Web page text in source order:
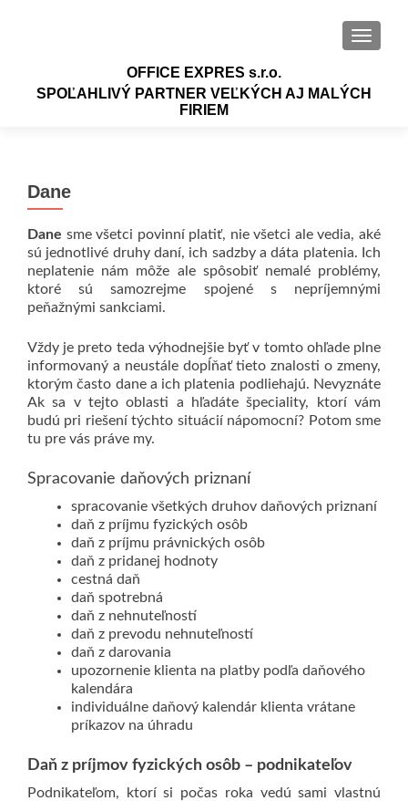
OFFICE EXPRES s.r.o.
SPOĽAHLIVÝ PARTNER VEĽKÝCH AJ MALÝCH
FIRIEM
Dane
Dane sme všetci povinní platiť, nie všetci ale vedia, aké
sú jednotlivé druhy daní, ich sadzby a dáta platenia. Ich
neplatenie nám môže ale spôsobiť nemalé problémy,
ktoré sú samozrejme spojené s nepríjemnými
peňažnými sankciami.
Vždy je preto teda výhodnejšie byť v tomto ohľade plne
informovaný a neustále dopĺňať tieto znalosti o zmeny,
ktorým často dane a ich platenia podliehajú. Nevyznáte
Ak sa v tejto oblasti a hľadáte špeciality, ktorí vám
budú pri riešení týchto situácií nápomocní? Potom sme
tu pre vás práve my.
Spracovanie daňových priznaní
spracovanie všetkých druhov daňových priznaní
daň z príjmu fyzických osôb
daň z príjmu právnických osôb
daň z pridanej hodnoty
cestná daň
daň spotrebná
daň z nehnuteľností
daň z prevodu nehnuteľností
daň z darovania
upozornenie klienta na platby podľa daňového
kalendára
individuálne daňový kalendár klienta vrátane
príkazov na úhradu
Daň z príjmov fyzických osôb – podnikateľov
Podnikateľom, ktorí si počas roka vedú sami vlastnú